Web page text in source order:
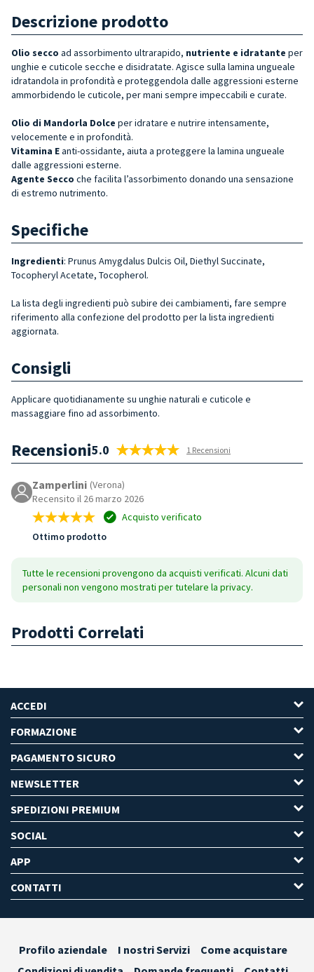
Descrizione prodotto
Olio secco ad assorbimento ultrarapido, nutriente e idratante per
unghie e cuticole secche e disidratate. Agisce sulla lamina ungueale
idratandola in profondità e proteggendola dalle aggressioni esterne
ammorbidendo le cuticole, per mani sempre impeccabili e curate.
Olio di Mandorla Dolce per idratare e nutrire intensamente,
velocemente e in profondità.
Vitamina Eanti-ossidante, aiuta a proteggere la lamina ungueale
dalle aggressioni esterne.
Agente Secco che facilita l’assorbimento donando una sensazione
di estremo nutrimento.
Specifiche
Ingredienti: Prunus Amygdalus Dulcis Oil, Diethyl Succinate,
Tocopheryl Acetate, Tocopherol.
La lista degli ingredienti può subire dei cambiamenti, fare sempre
riferimento alla confezione del prodotto per la lista ingredienti
aggiornata.
Consigli
Applicare quotidianamente su unghie naturali e cuticole e
massaggiare fino ad assorbimento.
Recensioni5.0 1 Recensioni
Zamperlini (Verona)
Recensito il 26 marzo 2026
Acquisto verificato
Ottimo prodotto
Tutte le recensioni provengono da acquisti verificati. Alcuni dati
personali non vengono mostrati per tutelare la privacy.
Prodotti Correlati
ACCEDI
FORMAZIONE
PAGAMENTO SICURO
NEWSLETTER
SPEDIZIONI PREMIUM
SOCIAL
APP
CONTATTI
Profilo aziendale I nostri Servizi
Come acquistare